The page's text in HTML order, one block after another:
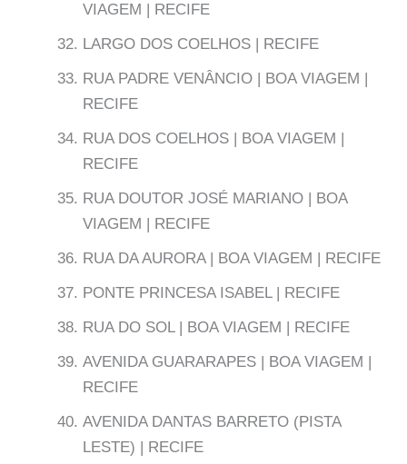
VIAGEM | RECIFE
LARGO DOS COELHOS | RECIFE
RUA PADRE VENÂNCIO | BOA VIAGEM |
RECIFE
RUA DOS COELHOS | BOA VIAGEM |
RECIFE
RUA DOUTOR JOSÉ MARIANO | BOA
VIAGEM | RECIFE
RUA DA AURORA | BOA VIAGEM | RECIFE
PONTE PRINCESA ISABEL | RECIFE
RUA DO SOL | BOA VIAGEM | RECIFE
AVENIDA GUARARAPES | BOA VIAGEM |
RECIFE
AVENIDA DANTAS BARRETO (PISTA
LESTE) | RECIFE